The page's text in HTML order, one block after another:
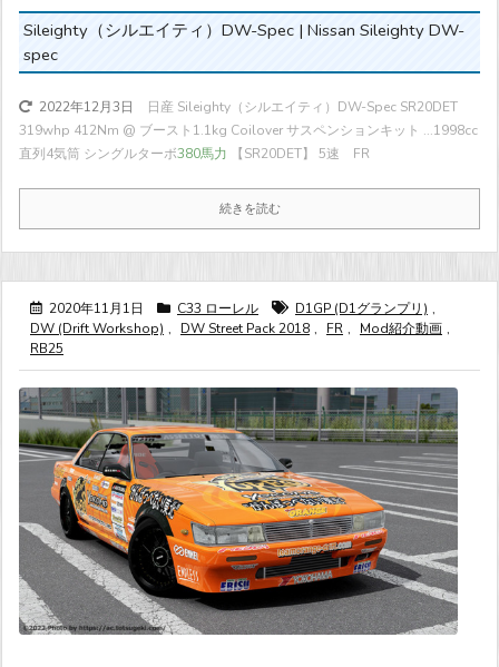
Sileighty（シルエイティ）DW-Spec | Nissan Sileighty DW-
spec
2022年12月3日
日産 Sileighty（シルエイティ）DW-Spec SR20DET
319whp 412Nm @ ブースト1.1kg Coilover サスペンションキット ...1998cc
直列4気筒 シングルターボ380馬力 【SR20DET】 5速 FR
続きを読む
2020年11月1日 C33 ローレル D1GP (D1グランプリ) ,
DW (Drift Workshop) , DW Street Pack 2018 , FR , Mod紹介動画 ,
RB25